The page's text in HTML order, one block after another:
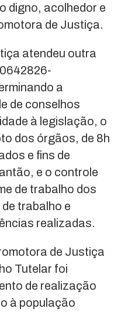
digno, acolhedor e
de Justiça.
atendeu outra
a
de conselhos
à legislação, o
dos órgãos, de 8h
e fins de
e o controle
de trabalho dos
trabalho e
realizadas.
de Justiça
Tutelar foi
de realização
à população